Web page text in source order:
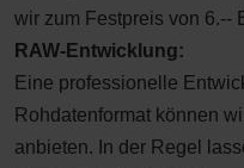
wir zum Festpreis von 6.--
RAW-Entwicklung:
Eine professionelle
Rohdatenformat können
anbieten. In der Regel